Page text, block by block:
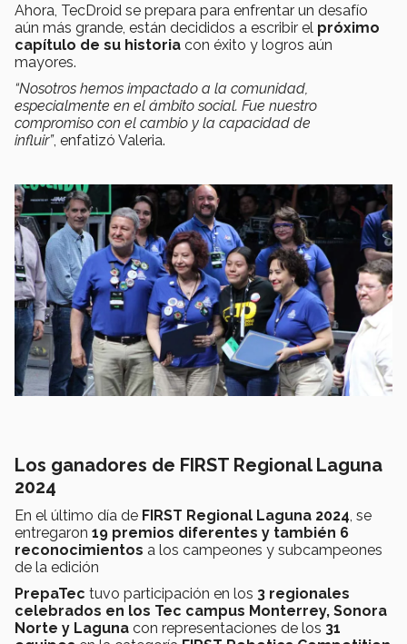
Ahora, TecDroid se prepara para enfrentar un desafío
aún más grande, están decididos a escribir el próximo
capítulo de su historia con éxito y logros aún
mayores.
“Nosotros hemos impactado a la comunidad,
especialmente en el ámbito social. Fue nuestro
compromiso con el cambio y la capacidad de
influir”, enfatizó Valeria.
Los ganadores de FIRST Regional Laguna
2024
En el último día de FIRST Regional Laguna 2024, se
entregaron 19 premios diferentes y también 6
reconocimientos a los campeones y subcampeones
de la edición
PrepaTec tuvo participación en los 3 regionales
celebrados en los Tec campus Monterrey, Sonora
Norte y Laguna con representaciones de los 31